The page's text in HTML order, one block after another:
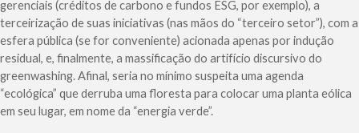
gerenciais (créditos de carbono e fundos ESG, por exemplo), a
terceirização de suas iniciativas (nas mãos do “terceiro setor”), com a
esfera pública (se for conveniente) acionada apenas por indução
residual, e, finalmente, a massificação do artifício discursivo do
greenwashing. Afinal, seria no mínimo suspeita uma agenda
“ecológica” que derruba uma floresta para colocar uma planta eólica
em seu lugar, em nome da “energia verde”.